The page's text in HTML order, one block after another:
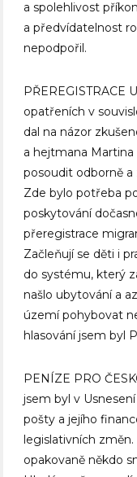
a spolehlivost
a předvídatelnost
nepodpořil.
PŘEREGISTRACE
opatřeních v
dal na názor
a hejtmana
posoudit odborně a
Zde bylo potřeba
poskytování
přeregistrace
Začleňují se děti i
do systému, který
našlo ubytování a
území pohybovat
hlasování jsem byl
PENÍZE PRO
jsem byl v
pošty a jejího
legislativních
opakovaně někdo